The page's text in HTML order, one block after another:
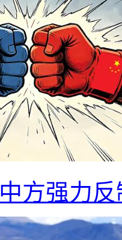
方强力